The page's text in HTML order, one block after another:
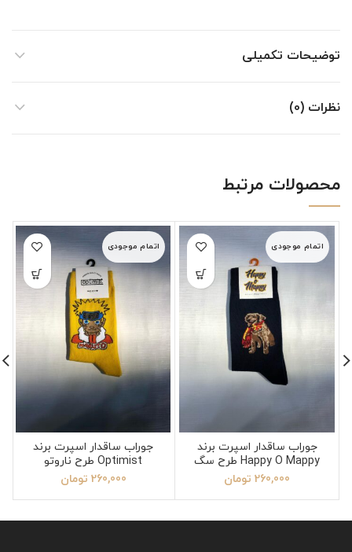
توضیحات تکمیلی
نظرات (0)
محصولات مرتبط
اتمام موجودی
جوراب ساقدار اسپرت برند
Happy O Mappy طرح سگ
260,000 تومان
اتمام موجودی
جوراب ساقدار اسپرت برند
Optimist طرح ناروتو
260,000 تومان